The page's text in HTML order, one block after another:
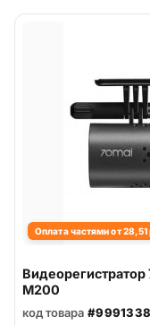
Оплата частями от 28,51
Видеорегистратор
M200
код товара #9991338